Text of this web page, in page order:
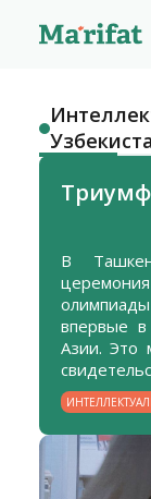
В
впервые
Азии. Это